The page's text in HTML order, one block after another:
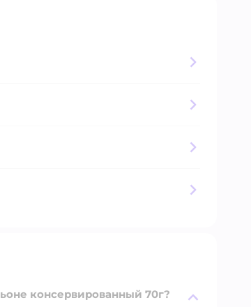
консервированный 70г?